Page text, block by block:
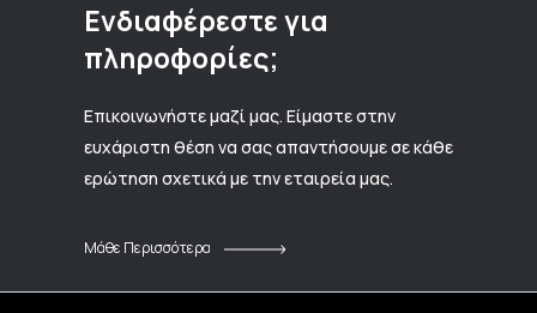
Ενδιαφέρεστε για
πληροφορίες;
Επικοινωνήστε μαζί μας. Είμαστε στην
ευχάριστη θέση να σας απαντήσουμε σε κάθε
ερώτηση σχετικά με την εταιρεία μας.
Μάθε Περισσότερα